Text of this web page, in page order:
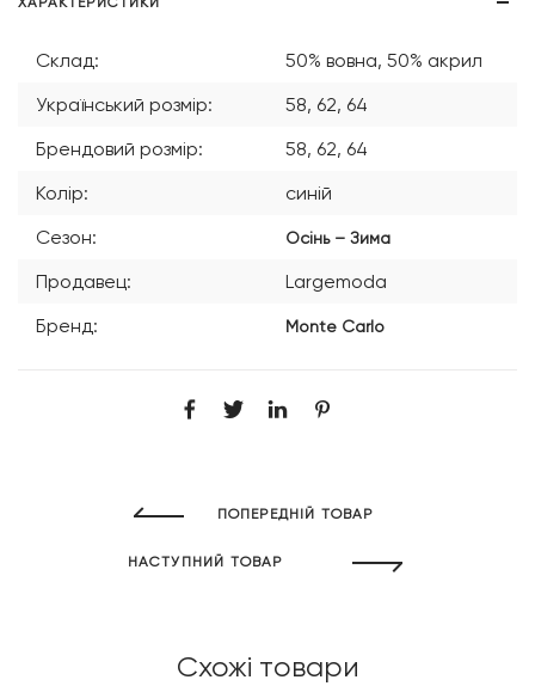
Склад:
50% вовна, 50% акрил
Український розмір:
58, 62, 64
Брендовий розмір:
58, 62, 64
Колір:
синій
Сезон:
Осінь – Зима
Продавец:
Largemoda
Бренд:
Monte Carlo
ПОПЕРЕДНІЙ ТОВАР
НАСТУПНИЙ ТОВАР
Схожі товари